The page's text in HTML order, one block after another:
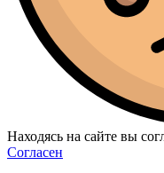
Находясь на сайте вы
Согласен